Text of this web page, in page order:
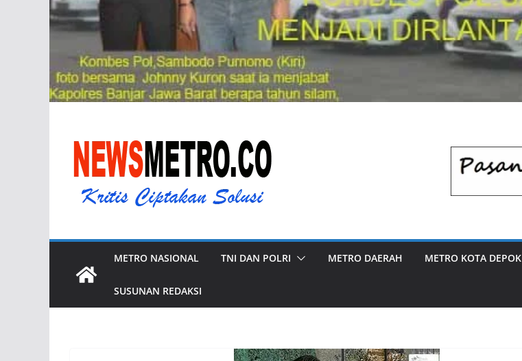
METRO NASIONAL TNI DAN POLRI METRO DAERAH METRO KOTA DEPOK
SUSUNAN REDAKSI